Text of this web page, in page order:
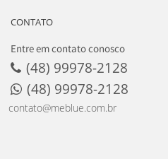
CONTATO
Entre em contato conosco
(48) 99978-2128
(48) 99978-2128
contato@meblue.com.br